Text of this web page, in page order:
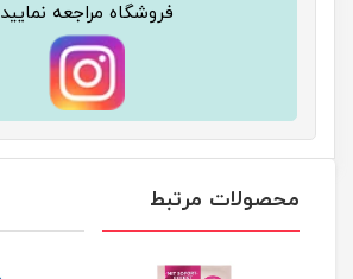
فروشگاه مراجعه نمایید
محصولات مرتبط